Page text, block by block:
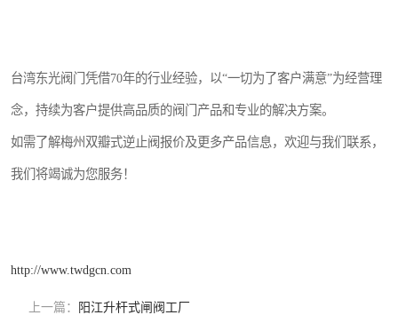
台湾东光阀门凭借70年的行业经验，以“一切为了客户满意”为经营理
念，持续为客户提供高品质的阀门产品和专业的解决方案。
如需了解梅州双瓣式逆止阀报价及更多产品信息，欢迎与我们联系，
我们将竭诚为您服务！
http://www.twdgcn.com
上一篇： 阳江升杆式闸阀工厂